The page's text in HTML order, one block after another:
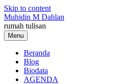
Skip to content
Muhidin M Dahlan
rumah tulisan
Menu
Beranda
Blog
Biodata
AGENDA